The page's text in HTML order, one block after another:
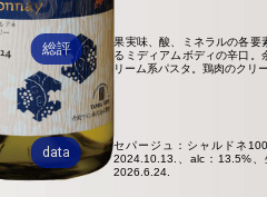
data
セパージュ：シャルドネ
2024.10.13.、alc：13.5%
2026.6.24.
総評
果実味、酸、ミネラルの各要
るミディアムボディの辛口。
リーム系パスタ。鶏肉のクリ